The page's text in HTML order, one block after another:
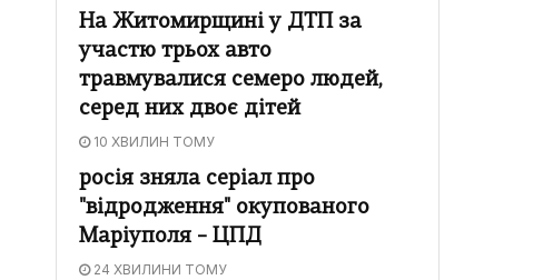
На Житомирщині у ДТП за
участю трьох авто
травмувалися семеро людей,
серед них двоє дітей
10 ХВИЛИН ТОМУ
росія зняла серіал про
"відродження" окупованого
Маріуполя – ЦПД
24 ХВИЛИНИ ТОМУ